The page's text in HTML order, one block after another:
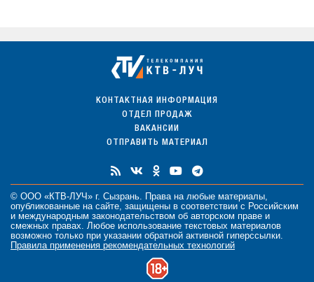
КОНТАКТНАЯ ИНФОРМАЦИЯ
ОТДЕЛ ПРОДАЖ
ВАКАНСИИ
ОТПРАВИТЬ МАТЕРИАЛ
© ООО «КТВ-ЛУЧ» г. Сызрань. Права на любые материалы
опубликованные на сайте, защищены в соответствии с Российским
и международным законодательством об авторском праве и
смежных правах. Любое использование текстовых материалов
возможно только при указании обратной активной гиперссылки.
Правила применения рекомендательных технологий